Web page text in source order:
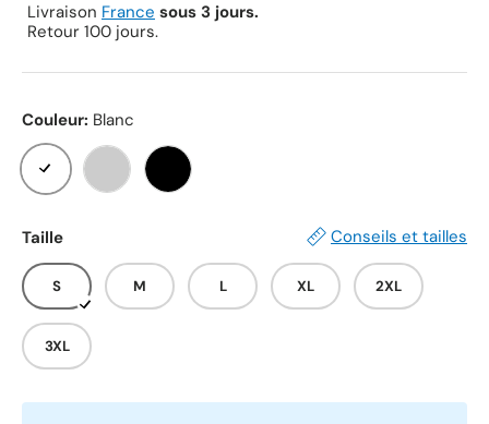
Livraison France sous 3 jours.
Retour 100 jours.
Taille Conseils et tailles
S M L XL 2XL
3XL
Couleur: Blanc
Blanc Gris Noir